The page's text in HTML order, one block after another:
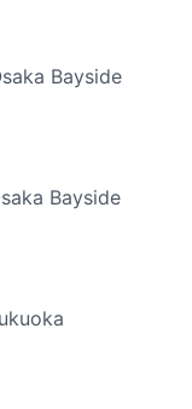
Bayside
Bayside